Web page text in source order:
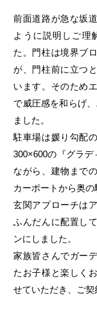
前面道路が急な坂
ように説明しご理
た。門柱は境界ブ
が、門柱前に立つ
います。そのため
で威圧感を和らげ
ました。
駐車場は媛り勾配
300×600の『グラデ
ながら、建物まで
カーポートから奥
玄関アプローチは
ふんだんに配置し
ンにしました。
家族皆さんでガー
たお子様と楽しく
せていただき、ご契